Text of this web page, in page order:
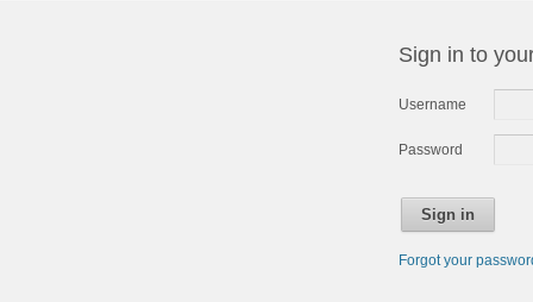
Sign in to
Username
Password
Sign in
Forgot your